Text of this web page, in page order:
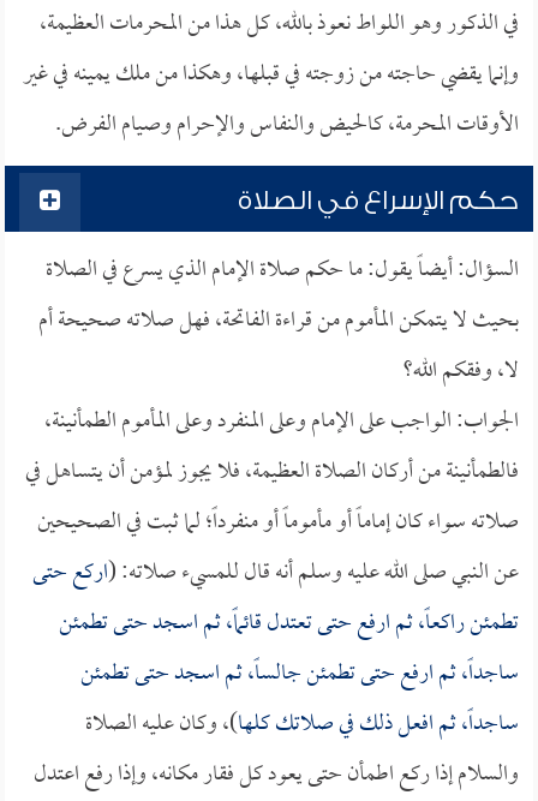
في الذكور وهو اللواط نعوذ بالله، كل هذا من المحرمات العظيمة،
وإنما يقضي حاجته من زوجته في قبلها، وهكذا من ملك يمينه في غير
الأوقات المحرمة، كالحيض والنفاس والإحرام وصيام الفرض.
حكم الإسراع في الصلاة
السؤال: أيضاً يقول: ما حكم صلاة الإمام الذي يسرع في الصلاة
بحيث لا يتمكن المأموم من قراءة الفاتحة، فهل صلاته صحيحة أم
لا، وفقكم الله؟
الجواب: الواجب على الإمام وعلى المنفرد وعلى المأموم الطمأنينة،
فالطمأنينة من أركان الصلاة العظيمة، فلا يجوز لمؤمن أن يتساهل في
صلاته سواء كان إماماً أو مأموماً أو منفرداً؛ لما ثبت في الصحيحين
عن النبي صلى الله عليه وسلم أنه قال للمسيء صلاته: (اركع حتى
تطمئن راكعاً، ثم ارفع حتى تعتدل قائماً، ثم اسجد حتى تطمئن
ساجداً، ثم ارفع حتى تطمئن جالساً، ثم اسجد حتى تطمئن
ساجداً، ثم افعل ذلك في صلاتك كلها)، وكان عليه الصلاة
والسلام إذا ركع اطمأن حتى يعود كل فقار مكانه، وإذا رفع اعتدل